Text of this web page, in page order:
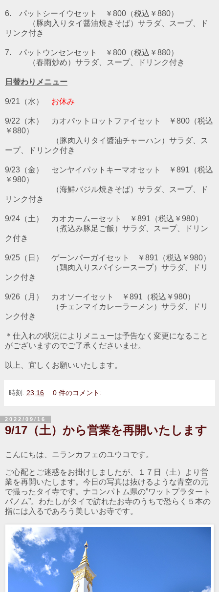
6. パットシーイウセット
￥800（税込￥880）
（豚肉入りタイ醤油焼きそば）サラダ、スープ、ド
リンク付き
7. パットウンセンセット
￥800（税込￥880）
（春雨炒め）サラダ、スープ、ドリンク付き
日替わりメニュー
9/21（水） お休み
9/22（木） カオパットロットファイセット ￥800（税込
￥880）
（豚肉入りタイ醬油チャーハン）サラダ、ス
ープ、ドリンク付き
9/23（金） センヤイパットキーマオセット ￥891（税込
￥980）
（海鮮バジル焼きそば）サラダ、スープ、ド
リンク付き
9/24（土） カオカームーセット ￥891（税込￥980）
（煮込み豚足ご飯）サラダ、スープ、ドリン
ク付き
9/25（日） ゲーンパーガイセット ￥891（税込￥980）
（鶏肉入りスパイシースープ）サラダ、ドリ
ンク付き
9/26（月） カオソーイセット ￥891（税込￥980）
（チェンマイカレーラーメン）サラダ、ドリ
ンク付き
＊仕入れの状況によりメニューは予告なく変更になること
がございますのでご了承くださいませ。
以上、宜しくお願いいたします。
時刻: 23:16 0 件のコメント:
2022/09/16
9/17（土）から営業を再開いたします
こんにちは、ニランカフェのユウコです。
ご心配とご迷惑をお掛けしましたが、１７日（土）より営
業を再開いたします。今日の写真は抜けるような青空の元
で撮ったタイ寺です。ナコンパトム県の”ワットプラタート
パノム”。わたしがタイで訪れたお寺のうちで恐らく５本の
指には入るであろう美しいお寺です。